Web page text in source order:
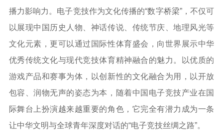
播力影响力。电子竞技作为文化传播的“数字桥梁”，不仅可
以展现中国历史人物、神话传说、传统节庆、地理风光等
文化元素，更可以通过国际性体育盛会，向世界展示中华
优秀传统文化与现代竞技体育精神融合的魅力。以优质的
游戏产品和赛事为体，以创新性的文化融合为用，以开放
包容、润物无声的姿态为本，随着中国电子竞技产业在国
际舞台上扮演越来越重要的角色，它完全有潜力成为一条
让中华文明与全球青年深度对话的“电子竞技丝绸之路”。